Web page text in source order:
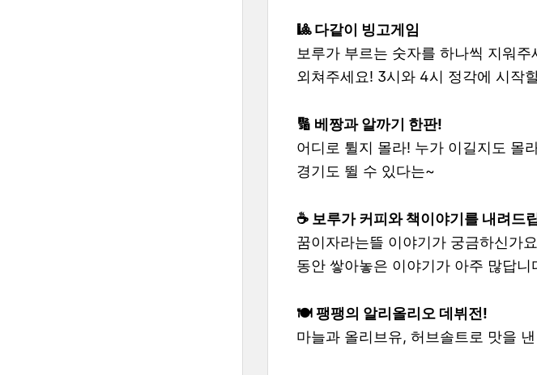
🎱 다같이 빙고게임
보루가 부르는 숫자를 하나씩 지워
외쳐주세요! 3시와 4시 정각에 시작
🔢 베짱과 알까기 한판!
어디로 튈지 몰라! 누가 이길지도 몰
경기도 뛸 수 있다는~
☕ 보루가 커피와 책이야기를 내려드
꿈이자라는뜰 이야기가 궁금하신가
동안 쌓아놓은 이야기가 아주 많답니
🍽️ 팽팽의 알리올리오 데뷔전!
마늘과 올리브유, 허브솔트로 맛을